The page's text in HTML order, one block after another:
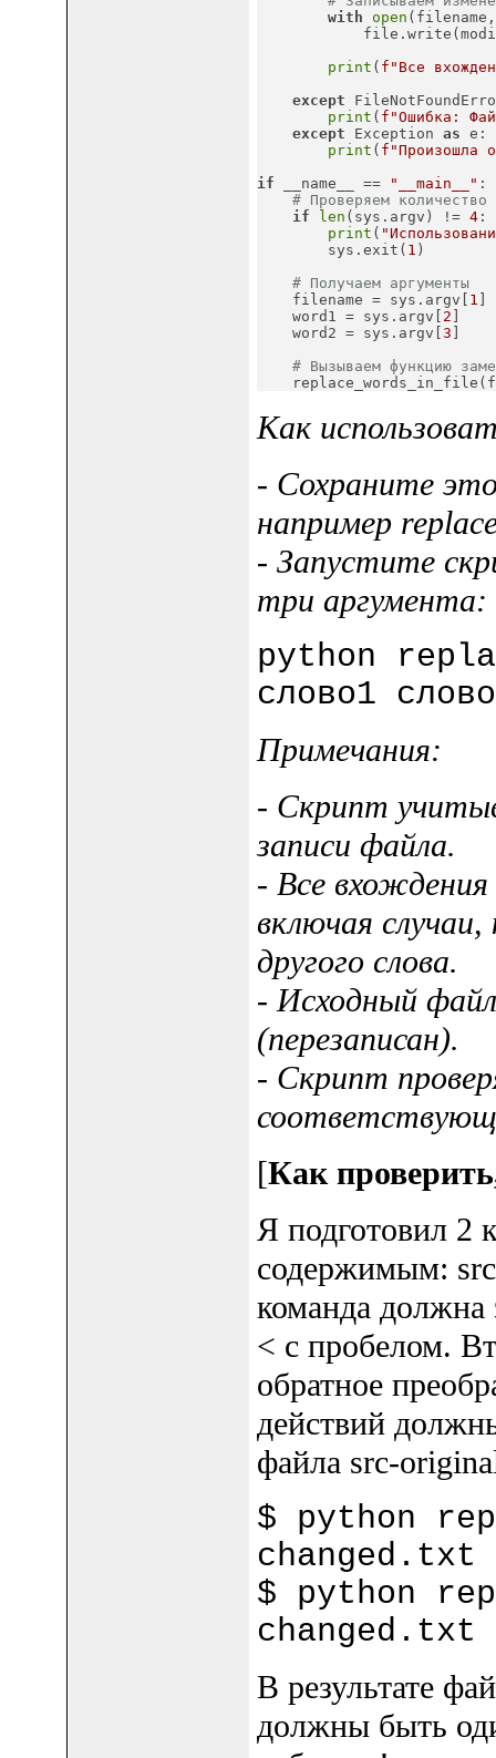
with
open
print ( f"Все
except
print ( f"Ошибка:
except Exception as e:
print ( f"Произошла
if __name__ == "__main__" :
# Проверяем количество
if
len (sys.argv) != 4:
print (
        sys.exit(
1 )
# Получаем аргументы
    filename = sys.argv[
1
    word1 = sys.argv[
2
    word2 = sys.argv[
3
# Вызываем функцию
Как
- Сохраните
например
- Запустите
три аргумента:
python
слово1
Примечания:
- Скрипт
записи файла.
- Все вхождения
включая
другого слова.
- Исходный
(перезаписан).
- Скрипт
[Как
Я подготовил 2
содержимым:
команда
< с пробелом.
обратное
действий
файла src-
$ python
$ python
В результате
должны быть